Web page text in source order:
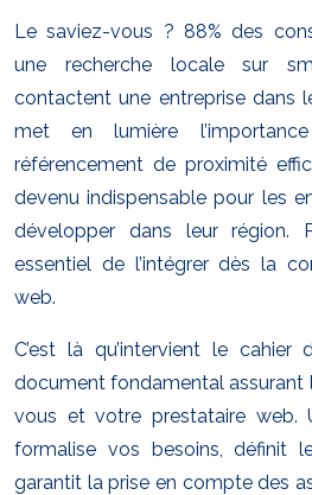
Le saviez-vous ? 88% des
une recherche locale sur
contactent une entreprise dans
met en lumière
référencement de proximité
devenu indispensable pour les
développer dans leur région.
essentiel de l’intégrer dès la
web.
C’est là qu’intervient le cahier
document fondamental assurant
vous et votre prestataire web.
formalise vos besoins, définit
garantit la prise en compte des